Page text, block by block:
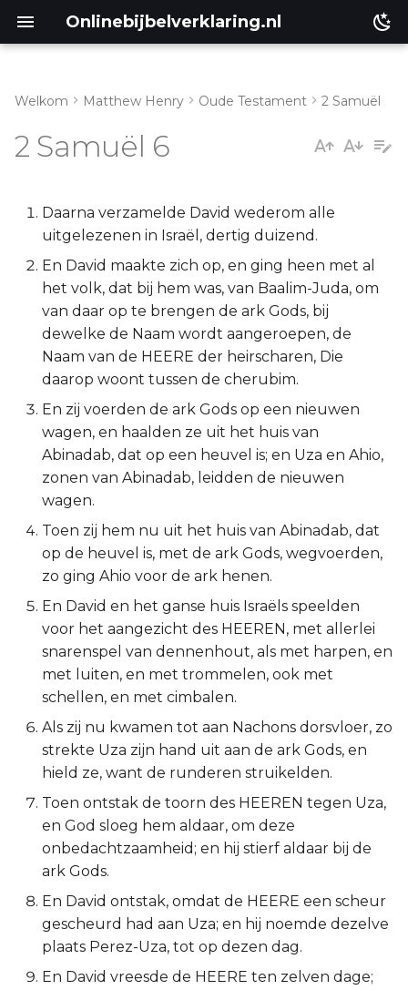
Onlinebijbelverklaring.nl
2 Samuël 6:6-11
2 Samuël 6:12-19
2 Samuël 6:20-23
Lukas
Johannes
Handelingen
Romeinen
1 Korinthe
2 Korinthe
Galaten
Éfeze
Filipenzen
Kolossenzen
1 Thessalonicenzen
2 Thessalonicenzen
1 Timótheüs
2 Timótheüs
Filémon
Hebreeën
Jakobus
Welkom Matthew Henry Oude Testament 2 Samuël
2 Samuël 6
Daarna verzamelde David wederom alle
uitgelezenen in Israël, dertig duizend.
En David maakte zich op, en ging heen met al
het volk, dat bij hem was, van Baalim-Juda, om
van daar op te brengen de ark Gods, bij
dewelke de Naam wordt aangeroepen, de
Naam van de HEERE der heirscharen, Die
daarop woont tussen de cherubim.
En zij voerden de ark Gods op een nieuwen
wagen, en haalden ze uit het huis van
Abinadab, dat op een heuvel is; en Uza en Ahio,
zonen van Abinadab, leidden de nieuwen
wagen.
Toen zij hem nu uit het huis van Abinadab, dat
op de heuvel is, met de ark Gods, wegvoerden,
zo ging Ahio voor de ark henen.
En David en het ganse huis Israëls speelden
voor het aangezicht des HEEREN, met allerlei
snarenspel van dennenhout, als met harpen, en
met luiten, en met trommelen, ook met
schellen, en met cimbalen.
Als zij nu kwamen tot aan Nachons dorsvloer, zo
strekte Uza zijn hand uit aan de ark Gods, en
hield ze, want de runderen struikelden.
Toen ontstak de toorn des HEEREN tegen Uza,
en God sloeg hem aldaar, om deze
onbedachtzaamheid; en hij stierf aldaar bij de
ark Gods.
En David ontstak, omdat de HEERE een scheur
gescheurd had aan Uza; en hij noemde dezelve
plaats Perez-Uza, tot op dezen dag.
En David vreesde de HEERE ten zelven dage;